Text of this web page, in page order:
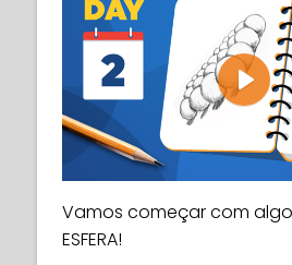
Play
Vamos começar com
ESFERA!